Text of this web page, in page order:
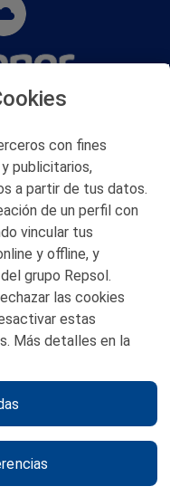
con fines
publicitarios,
a partir de tus datos.
de un perfil con
vincular tus
y offline, y
grupo Repsol.
las cookies
estas
Más detalles en la